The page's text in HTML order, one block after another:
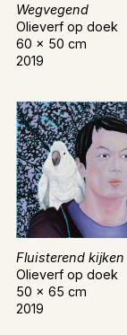
Wegvegend
Olieverf op doek
60 x 50 cm
2019
Fluisterend kijken
Olieverf op doek
50 x 65 cm
2019